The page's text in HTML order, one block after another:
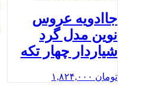
جاادویه عروس
نوین مدل گرد
شیاردار چهار تکه
تومان